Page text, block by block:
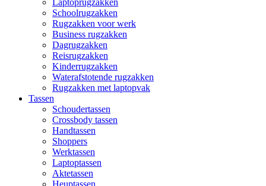
Schoolrugzakken
Rugzakken voor werk
Business rugzakken
Dagrugzakken
Reisrugzakken
Kinderrugzakken
Waterafstotende rugzakken
Rugzakken met laptopvak
Tassen
Schoudertassen
Crossbody tassen
Handtassen
Shoppers
Werktassen
Laptoptassen
Aktetassen
Heuptassen